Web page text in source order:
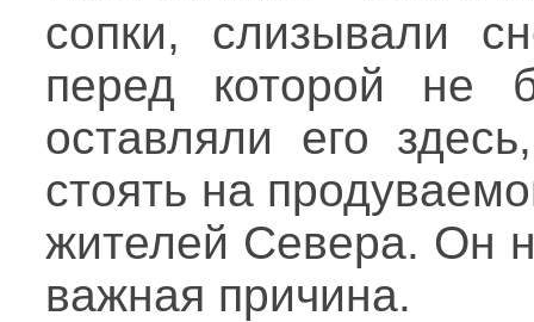
сопки, слизывали
перед которой не
оставляли его
стоять на
жителей Севера. Он
важная причина.